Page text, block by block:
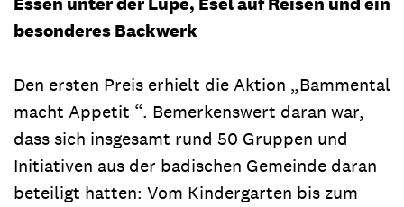
besonderes Backwerk
Den ersten Preis erhielt die Aktion „Bammental
macht Appetit “. Bemerkenswert daran war,
dass sich insgesamt rund 50 Gruppen und
Initiativen aus der badischen Gemeinde daran
beteiligt hatten: Vom Kindergarten bis zum